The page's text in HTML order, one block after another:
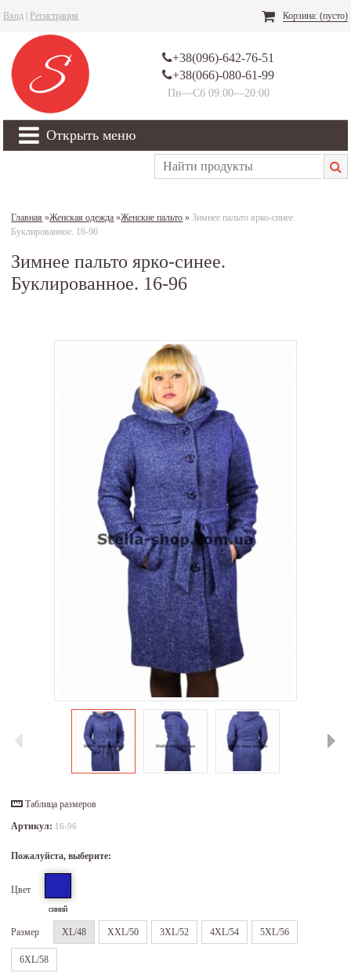
Вход Регистрация Корзина: (пусто)
+38(096)-642-76-51
+38(066)-080-61-99
Пн—Сб 09:00—20:00
Открыть меню
Главная »Женская одежда »Женские пальто »Зимнее пальто ярко-синее.
Буклированное. 16-96
Зимнее пальто ярко-синее.
Буклированное. 16-96
Таблица размеров
Артикул: 16-96
Пожалуйста, выберите:
Цвет
синий
Размер XL/48 XXL/50 3XL/52 4XL/54 5XL/56
6XL/58